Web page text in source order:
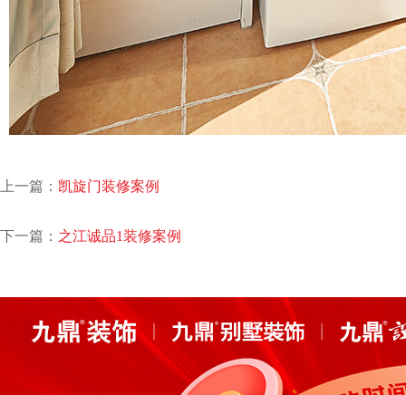
上一篇： 凯旋门装修案例
下一篇： 之江诚品1装修案例